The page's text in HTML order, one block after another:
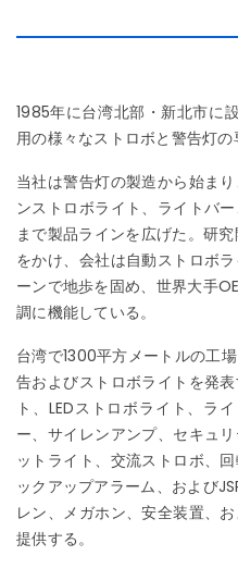
1985年に台湾北部・新北市に
用の様々なストロボと警告灯の
当社は警告灯の製造から始ま
ンストロボライト、ライトバ
まで製品ラインを広げた。研
をかけ、会社は自動ストロボ
ーンで地歩を固め、世界大手
調に機能している。
台湾で1300平方メートルの工
告およびストロボライトを発
ト、LEDストロボライト、ラ
ー、サイレンアンプ、セキュ
ットライト、交流ストロボ、
ックアップアラーム、および
レン、メガホン、安全装置、
提供する。